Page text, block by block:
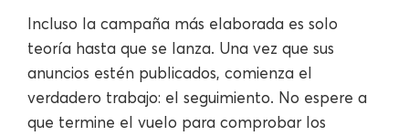
Incluso la campaña más elaborada es solo
teoría hasta que se lanza. Una vez que sus
anuncios estén publicados, comienza el
verdadero trabajo: el seguimiento. No espere a
que termine el vuelo para comprobar los